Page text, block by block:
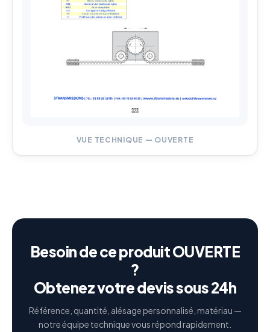
VUE TECHNIQUE — OUVERTE
Besoin de ce produit OUVERTE
?
Obtenez votre devis sous 24h
Référence, quantité, alésage personnalisé, matériau —
notre équipe technique vous répond rapidement.